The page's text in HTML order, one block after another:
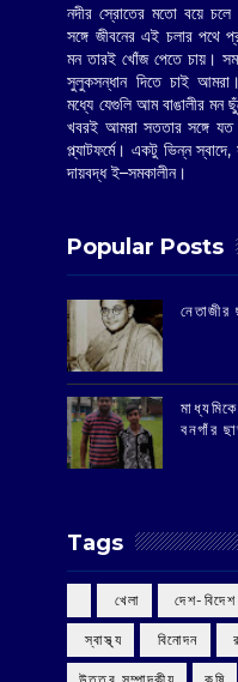
নদীর স্রোতের মতো বয়ে চলে
সঙ্গে জীবনের এই চলার পথে
মন তারই খোঁজ পেতে চায়।
সুলুকসন্ধান দিতে চাই আমরা।
মধ্যে যেগুলি আম বাঙালীর মন
খবরই আমরা সততার সঙ্গে
প্ল্যাটফর্মে। একটু ভিন্ন
দায়বদ্ধ ই–সমকালীন।
Popular Posts
‌নেতাজীর
বনগাঁর
Tags
‌ খেলা ‌ দেশ-বিদেশ
‌ স্বাস্থ্য ‌ বিনোদন